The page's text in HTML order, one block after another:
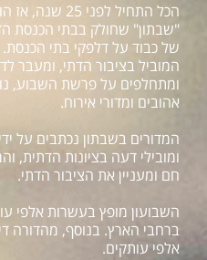
הכל התחיל
"שבתון" שחולק בבתי הכנסת
של כבוד על דלפקי בתי
המוביל בציבור הדתי, ומעבר
ומתחלפים על פרשת השבוע,
אהובים ומדורי אירוח.
המדורים בשבתון נכתבים על
ומובילי דעה בציונות הדתית,
חם ומעניין את הציבור הדתי.
ברחבי הארץ. בנוסף, מהדורה
אלפי עותקים.